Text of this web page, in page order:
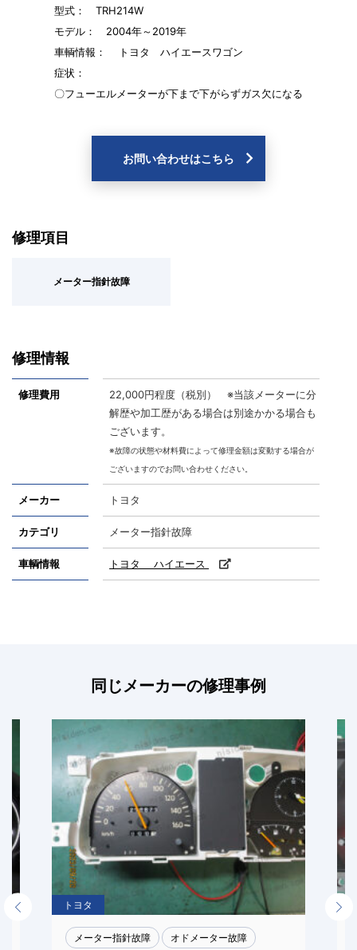
型式： TRH214W
モデル： 2004年～2019年
車輌情報：
トヨタ ハイエースワゴン
症状：
〇フューエルメーターが下まで下がらずガス欠になる
お問い合わせはこちら
修理項目
メーター指針故障
修理情報
修理費用
22,000円程度（税別） ※当該メーターに分
解歴や加工歴がある場合は別途かかる場合も
ございます。
※故障の状態や材料費によって修理金額は変動する場合が
ございますのでお問い合わせください。
メーカー トヨタ
カテゴリ メーター指針故障
車輌情報 トヨタ ハイエース
同じメーカーの修理事例
Previous トヨタ
メーター指針故障 オドメーター故障
Next